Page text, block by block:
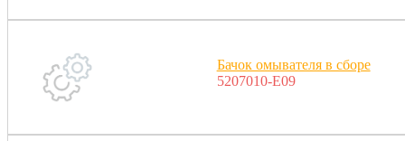
Бачок омывателя в сборе
5207010-E09